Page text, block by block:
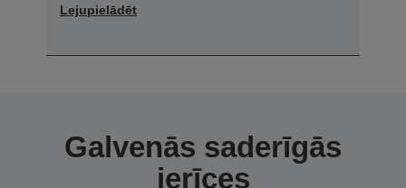
Lejupielādēt
Galvenās saderīgās
ierīces